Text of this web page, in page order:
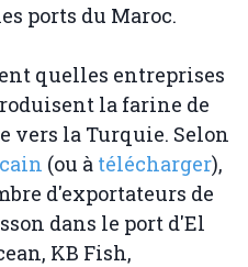
ports du Maroc.
quelles entreprises
la farine de
vers la Turquie. Selon
(ou à télécharger),
d'exportateurs de
dans le port d'El
KB Fish,